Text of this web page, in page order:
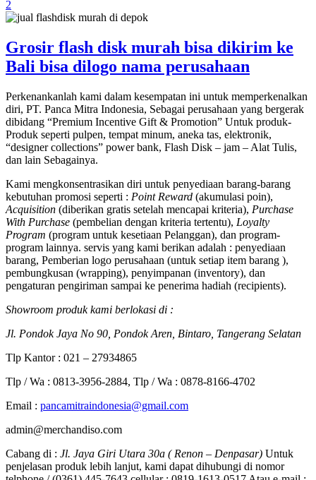
2
Grosir flash disk murah bisa dikirim ke
Bali bisa dilogo nama perusahaan
Perkenankanlah kami dalam kesempatan ini untuk memperkenalkan
diri, PT. Panca Mitra Indonesia, Sebagai perusahaan yang bergerak
dibidang “Premium Incentive Gift & Promotion” Untuk produk-
Produk seperti pulpen, tempat minum, aneka tas, elektronik,
“designer collections” power bank, Flash Disk – jam – Alat Tulis,
dan lain Sebagainya.
Kami mengkonsentrasikan diri untuk penyediaan barang-barang
kebutuhan promosi seperti : Point Reward (akumulasi poin),
Acquisition (diberikan gratis setelah mencapai kriteria), Purchase
With Purchase (pembelian dengan kriteria tertentu), Loyalty
Program (program untuk kesetiaan Pelanggan), dan program-
program lainnya. servis yang kami berikan adalah : penyediaan
barang, Pemberian logo perusahaan (untuk setiap item barang ),
pembungkusan (wrapping), penyimpanan (inventory), dan
pengaturan pengiriman sampai ke penerima hadiah (recipients).
Showroom produk kami berlokasi di :
Jl. Pondok Jaya No 90, Pondok Aren, Bintaro, Tangerang Selatan
Tlp Kantor : 021 – 27934865
Tlp / Wa : 0813-3956-2884, Tlp / Wa : 0878-8166-4702
Email : pancamitraindonesia@gmail.com
admin@merchandiso.com
Cabang di : Jl. Jaya Giri Utara 30a ( Renon – Denpasar) Untuk
penjelasan produk lebih lanjut, kami dapat dihubungi di nomor